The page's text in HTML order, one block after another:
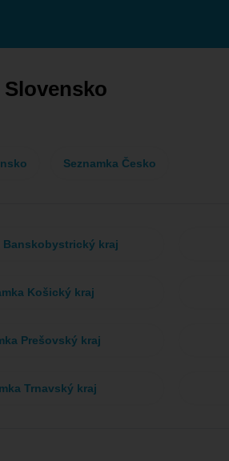
Slovensko
Seznamka Česko
Banskobystrický kraj
Košický kraj
Prešovský kraj
Trnavský kraj